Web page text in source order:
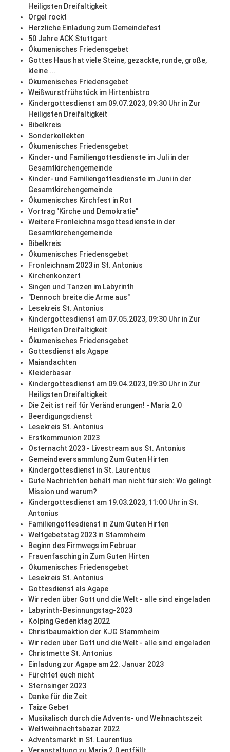
Heiligsten Dreifaltigkeit
Orgel rockt
Herzliche Einladung zum Gemeindefest
50 Jahre ACK Stuttgart
Ökumenisches Friedensgebet
Gottes Haus hat viele Steine, gezackte, runde, große,
kleine ...
Ökumenisches Friedensgebet
Weißwurstfrühstück im Hirtenbistro
Kindergottesdienst am 09.07.2023, 09:30 Uhr in Zur
Heiligsten Dreifaltigkeit
Bibelkreis
Sonderkollekten
Ökumenisches Friedensgebet
Kinder- und Familiengottesdienste im Juli in der
Gesamtkirchengemeinde
Kinder- und Familiengottesdienste im Juni in der
Gesamtkirchengemeinde
Ökumenisches Kirchfest in Rot
Vortrag "Kirche und Demokratie"
Weitere Fronleichnamsgottesdienste in der
Gesamtkirchengemeinde
Bibelkreis
Ökumenisches Friedensgebet
Fronleichnam 2023 in St. Antonius
Kirchenkonzert
Singen und Tanzen im Labyrinth
"Dennoch breite die Arme aus"
Lesekreis St. Antonius
Kindergottesdienst am 07.05.2023, 09:30 Uhr in Zur
Heiligsten Dreifaltigkeit
Ökumenisches Friedensgebet
Gottesdienst als Agape
Maiandachten
Kleiderbasar
Kindergottesdienst am 09.04.2023, 09:30 Uhr in Zur
Heiligsten Dreifaltigkeit
Die Zeit ist reif für Veränderungen! - Maria 2.0
Beerdigungsdienst
Lesekreis St. Antonius
Erstkommunion 2023
Osternacht 2023 - Livestream aus St. Antonius
Gemeindeversammlung Zum Guten Hirten
Kindergottesdienst in St. Laurentius
Gute Nachrichten behält man nicht für sich: Wo gelingt
Mission und warum?
Kindergottesdienst am 19.03.2023, 11:00 Uhr in St.
Antonius
Familiengottesdienst in Zum Guten Hirten
Weltgebetstag 2023 in Stammheim
Beginn des Firmwegs im Februar
Frauenfasching in Zum Guten Hirten
Ökumenisches Friedensgebet
Lesekreis St. Antonius
Gottesdienst als Agape
Wir reden über Gott und die Welt - alle sind eingeladen
Labyrinth-Besinnungstag-2023
Kolping Gedenktag 2022
Christbaumaktion der KJG Stammheim
Wir reden über Gott und die Welt - alle sind eingeladen
Christmette St. Antonius
Einladung zur Agape am 22. Januar 2023
Fürchtet euch nicht
Sternsinger 2023
Danke für die Zeit
Taize Gebet
Musikalisch durch die Advents- und Weihnachtszeit
Weltweihnachtsbazar 2022
Adventsmarkt in St. Laurentius